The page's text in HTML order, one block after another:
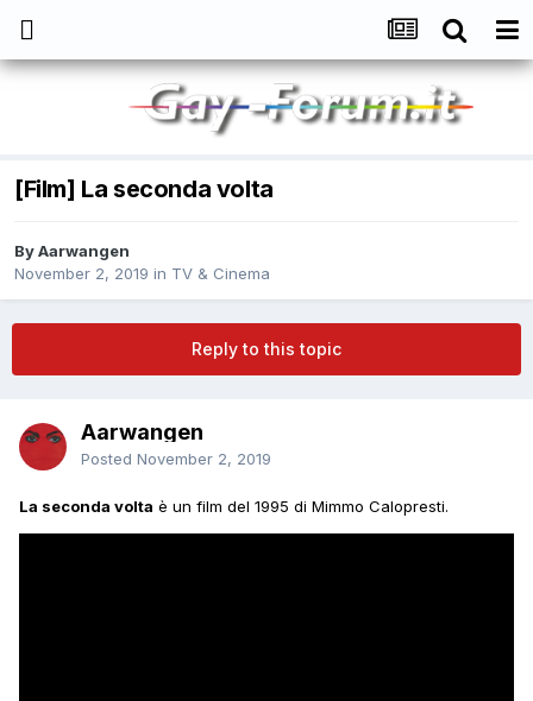
[Film] La seconda volta
ByAarwangen
November 2, 2019 in TV & Cinema
Reply to this topic
Aarwangen
Posted November 2, 2019
La seconda volta è un film del 1995 di Mimmo Calopresti.